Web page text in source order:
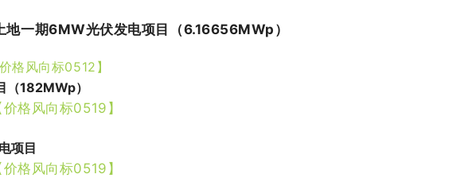
地一期6MW光伏发电项目（6.16656MWp）
价格风向标0512】
（182MWp）
价格风向标0519】
项目
价格风向标0519】